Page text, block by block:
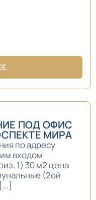
ПОД ОФИС
МИРА
по адресу
входом
1) 30 м2 цена
(2ой